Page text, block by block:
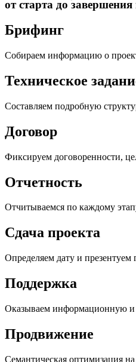
от старта до
Брифинг
Собираем информацию о
Техническое
Составляем подробную
Договор
Фиксируем договоренности,
Отчетность
Отчитываемся по каждому
Сдача проекта
Определяем дату и презентуем
Поддержка
Оказываем информационную и
Продвижение
Семантическая оптимизация